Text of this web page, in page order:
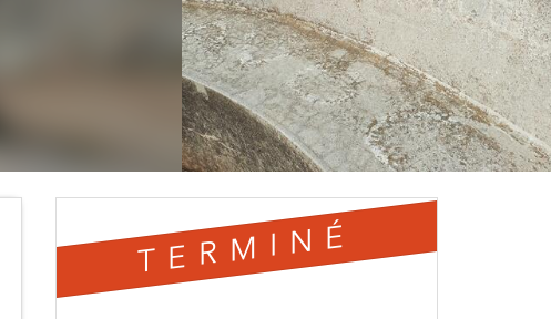
TERMINÉ